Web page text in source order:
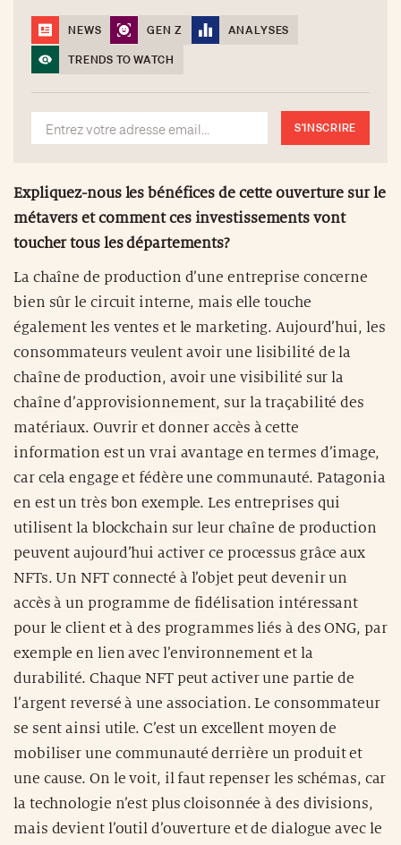
NEWS GEN Z
ANALYSES
TRENDS TO WATCH
S'INSCRIRE
Expliquez-nous les bénéfices de cette ouverture sur le
métavers et comment ces investissements vont
toucher tous les départements?
La chaîne de production d’une entreprise concerne
bien sûr le circuit interne, mais elle touche
également les ventes et le marketing. Aujourd’hui, les
consommateurs veulent avoir une lisibilité de la
chaîne de production, avoir une visibilité sur la
chaîne d’approvisionnement, sur la traçabilité des
matériaux. Ouvrir et donner accès à cette
information est un vrai avantage en termes d’image,
car cela engage et fédère une communauté. Patagonia
en est un très bon exemple. Les entreprises qui
utilisent la blockchain sur leur chaîne de production
peuvent aujourd’hui activer ce processus grâce aux
NFTs. Un NFT connecté à l’objet peut devenir un
accès à un programme de fidélisation intéressant
pour le client et à des programmes liés à des ONG, par
exemple en lien avec l’environnement et la
durabilité. Chaque NFT peut activer une partie de
l’argent reversé à une association. Le consommateur
se sent ainsi utile. C’est un excellent moyen de
mobiliser une communauté derrière un produit et
une cause. On le voit, il faut repenser les schémas, car
la technologie n’est plus cloisonnée à des divisions,
mais devient l’outil d’ouverture et de dialogue avec le